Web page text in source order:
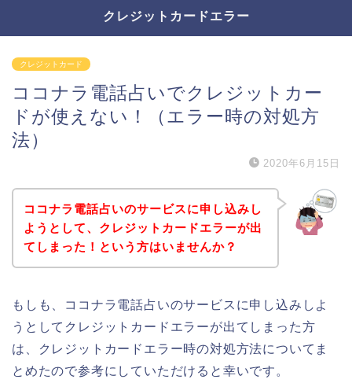
クレジットカードエラー
クレジットカード
ココナラ電話占いでクレジットカー
ドが使えない！（エラー時の対処方
法）
2020年6月15日
ココナラ電話占いのサービスに申し込みし
ようとして、クレジットカードエラーが出
てしまった！という方はいませんか？
もしも、ココナラ電話占いのサービスに申し込みしよ
うとしてクレジットカードエラーが出てしまった方
は、クレジットカードエラー時の対処方法についてま
とめたので参考にしていただけると幸いです。